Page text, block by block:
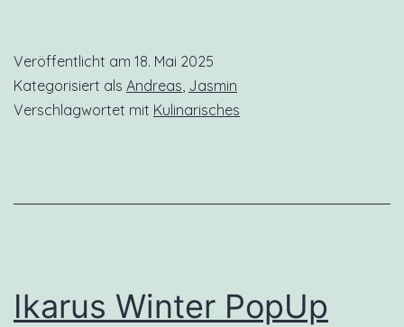
Veröffentlicht am 18. Mai 2025
Kategorisiert als Andreas Jasmin
Verschlagwortet mit Kulinarisches
Ikarus Winter PopUp